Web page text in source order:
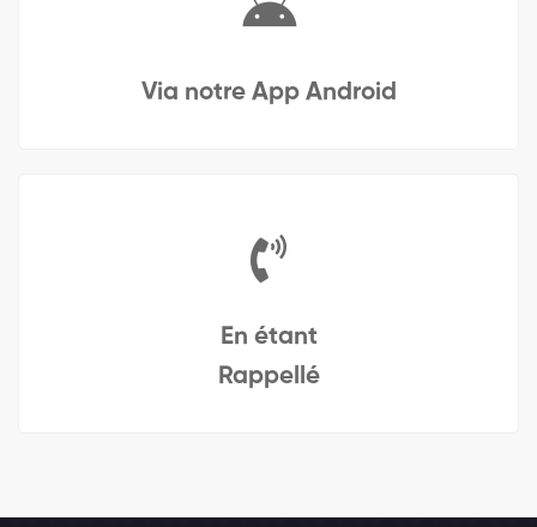
Via notre App Android
En étant
Rappellé